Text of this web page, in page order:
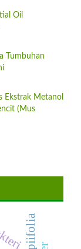
Oil
Tumbuhan
Ekstrak Metanol
(Mus